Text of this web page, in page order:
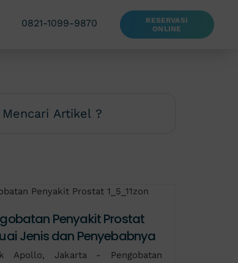
0821-1099-9870
RESERVASI
ONLINE
Penyakit Prostat
Jenis dan Penyebabnya
Apollo, Jakarta - Pengobatan